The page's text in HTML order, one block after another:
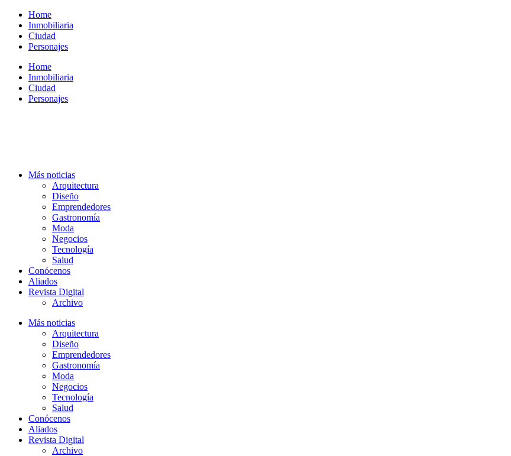
contenido
Home
Inmobiliaria
Ciudad
Personajes
Home
Inmobiliaria
Ciudad
Personajes
Más noticias
Arquitectura
Diseño
Emprendedores
Gastronomía
Moda
Negocios
Tecnología
Salud
Conócenos
Aliados
Revista Digital
Archivo
Más noticias
Arquitectura
Diseño
Emprendedores
Gastronomía
Moda
Negocios
Tecnología
Salud
Conócenos
Aliados
Revista Digital
Archivo